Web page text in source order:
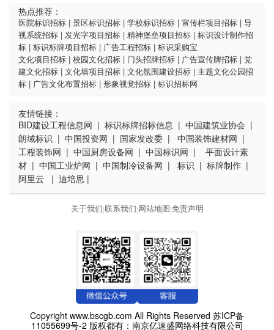
热点推荐：
医院标识招标 景区标识招标 学校标识招标 宣传栏项目招标
导
视系统招标
发光字项目招标 精神堡垒项目招标
标识设计制作招
标
标识标牌项目招标 广告工程招标
标识采购宝
文化项目招标
校园文化招标 门头招牌招标 广告宣传牌招标
党
建文化招标
文化墙项目招标 文化氛围建设招标
主题文化公园招
标
广告文化布置招标 形象视觉招标 标识招标网
友情链接：
BID建设工程信息网
标识标牌招标信息 中国建筑业协会
朗域标识
中国投资网 国家发改委 中国装饰建材网
工程装饰网
中国厨房设备网 中国标识网
平面设计素
材
中国工业炉网 中国制冷设备网 标识 标牌制作
阿里云
迪培思
关于我们 联系我们 网站地图 免责声明
Copyright www.bscgb.com All Rights Reserved 苏ICP备
11055699号-2 版权都有：南京亿速盛网络科技有限公司